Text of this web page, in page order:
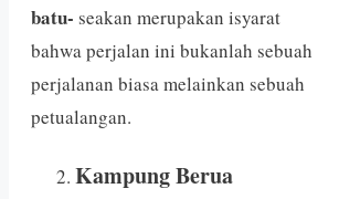
batu- seakan merupakan isyarat
bahwa perjalan ini bukanlah sebuah
perjalanan biasa melainkan sebuah
petualangan.
Kampung Berua